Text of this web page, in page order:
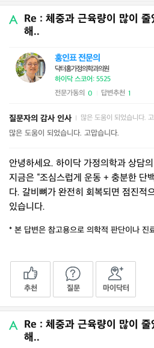
Re : 체중과 근육량이 많이 줄
해..
홍인표 전문의
닥터홍가정의학과의원
하이닥 스코어: 5525
전문가동의 0 답변추천 1
질문자의 감사 인사 많은 도움이 되었습니다.
많은 도움이 되었습니다. 고맙습니다.
안녕하세요. 하이닥 가정의학과 상담
지금은 “조심스럽게 운동 + 충분한 단
다. 갈비뼈가 완전히 회복되면 점진적
있습니다.
* 본 답변은 참고용으로 의학적 판단이나 진
추천 질문 마이닥터
Re : 체중과 근육량이 많이 줄
해..